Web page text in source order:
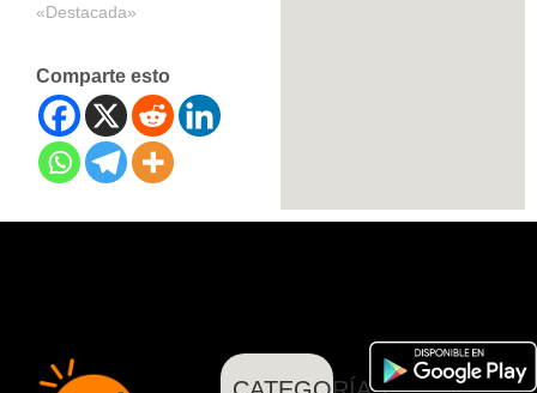
«Destacada»
Comparte esto